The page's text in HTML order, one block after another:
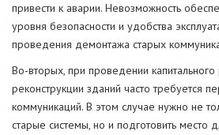
привести к аварии. Невозможность
уровня безопасности и удобства
проведения демонтажа старых
Во-вторых, при проведении
реконструкции зданий часто требуется
коммуникаций. В этом случае нужно не
старые системы, но и подготовить место